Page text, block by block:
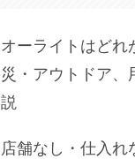
オーライトはどれ
災・アウトドア、
説
店舗なし・仕入れ